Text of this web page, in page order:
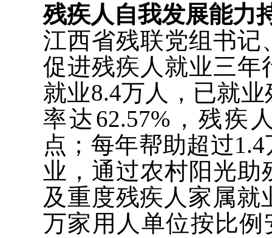
残疾人自我发展能力
江西省残联党组书记
促进残疾人就业三年
就业8.4万人，已就
率达62.57%，残疾
点；每年帮助超过
业，通过农村阳光助
及重度残疾人家属就
万家用人单位按比例